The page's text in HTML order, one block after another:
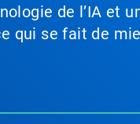
de l’IA et
qui se fait de